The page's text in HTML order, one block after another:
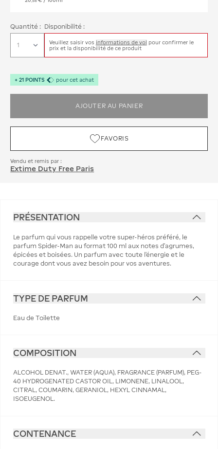
Quantité : Disponibilité :
Veuillez saisir vos informations de vol pour confirmer le
prix et la disponibilité de ce produit
+ 21 POINTS pour cet achat
AJOUTER AU PANIER
FAVORIS
Vendu et remis par :
Extime Duty Free Paris
PRÉSENTATION
Le parfum qui vous rappelle votre super-héros préféré, le
parfum Spider-Man au format 100 ml aux notes d'agrumes,
épicées et boisées. Un parfum avec toute l'énergie et le
courage dont vous avez besoin pour vos aventures.
TYPE DE PARFUM
Eau de Toilette
COMPOSITION
ALCOHOL DENAT., WATER (AQUA), FRAGRANCE (PARFUM), PEG-
40 HYDROGENATED CASTOR OIL, LIMONENE, LINALOOL,
CITRAL, COUMARIN, GERANIOL, HEXYL CINNAMAL,
ISOEUGENOL.
CONTENANCE